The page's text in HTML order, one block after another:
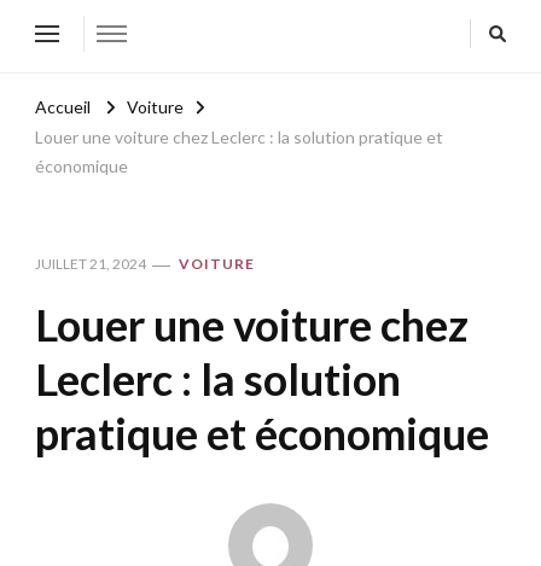
Accueil
Voiture
Louer une voiture chez Leclerc : la solution pratique et
économique
JUILLET 21, 2024 VOITURE
Louer une voiture chez
Leclerc : la solution
pratique et économique